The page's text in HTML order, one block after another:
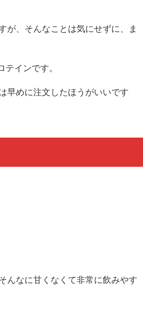
が、そんなことは気にせずに、ま
テインです。
早めに注文したほうがいいです
んなに甘くなくて非常に飲みやす